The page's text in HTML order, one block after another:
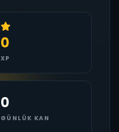
0
XP
0
GÜNLÜK KAN